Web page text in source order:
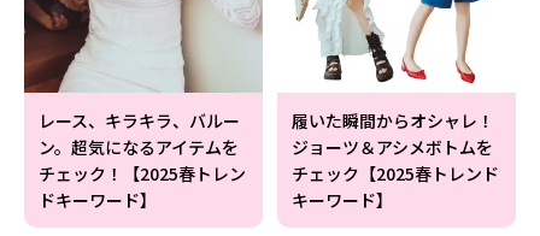
レース、キラキラ、バルー
ン。超気になるアイテムを
チェック！【2025春トレン
ドキーワード】
履いた瞬間からオシャレ！
ジョーツ＆アシメボトムを
チェック【2025春トレンド
キーワード】